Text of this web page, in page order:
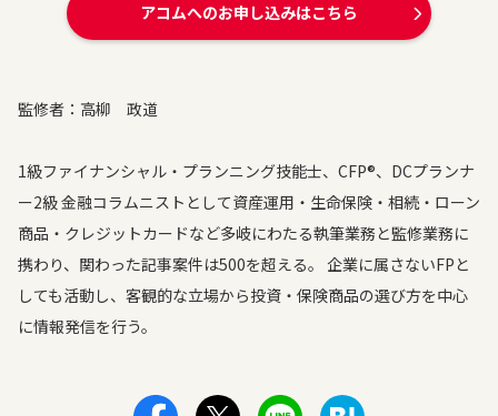
アコムへのお申し込みはこちら
監修者：高柳 政道
1級ファイナンシャル・プランニング技能士、CFP®、DCプランナ
ー2級 金融コラムニストとして資産運用・生命保険・相続・ローン
商品・クレジットカードなど多岐にわたる執筆業務と監修業務に
携わり、関わった記事案件は500を超える。 企業に属さないFPと
しても活動し、客観的な立場から投資・保険商品の選び方を中心
に情報発信を行う。